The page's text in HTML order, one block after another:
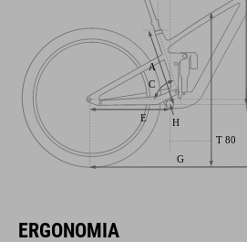
ERGONOMIA